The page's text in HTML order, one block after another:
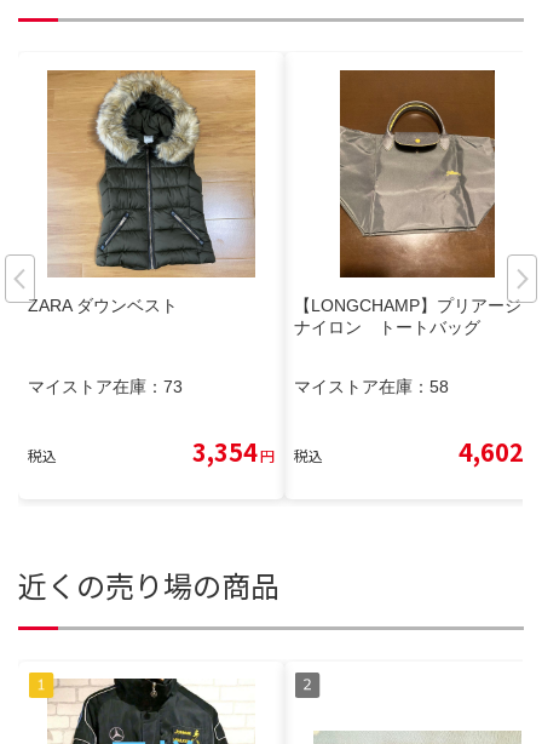
ZARA ダウンベスト
マイストア在庫： 73
税込 3,354円
【LONGCHAMP】プリアージュ
ナイロン トートバッグ
マイストア在庫： 58
税込 4,602
近くの売り場の商品